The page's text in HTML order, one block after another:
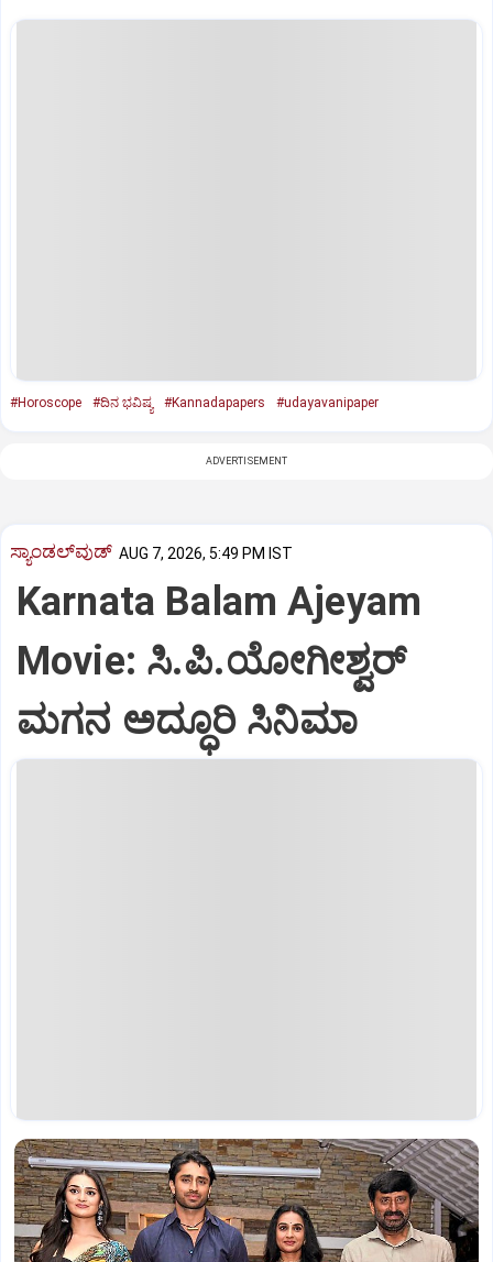
#Horoscope #ದಿನ ಭವಿಷ್ಯ #Kannadapapers #udayavanipaper
ADVERTISEMENT
ಸ್ಯಾಂಡಲ್‌ವುಡ್‌ AUG 7, 2026, 5:49 PM IST
Karnata Balam Ajeyam
Movie: ಸಿ.ಪಿ.ಯೋಗೀಶ್ವರ್‌
ಮಗನ ಅದ್ಧೂರಿ ಸಿನಿಮಾ